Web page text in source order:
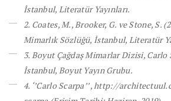
İstanbul, Literatür Yayınları.
2. Coates, M., Brooker, G. ve Stone, S.
Mimarlık Sözlüğü, İstanbul, Literatür
3. Boyut Çağdaş Mimarlar Dizisi, Carlo
İstanbul, Boyut Yayın Grubu.
4. ‘’Carlo Scarpa’’ , http://